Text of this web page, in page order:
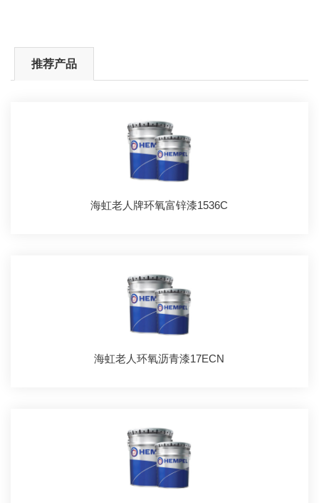
推荐产品
海虹老人牌环氧富锌漆1536C
海虹老人环氧沥青漆17ECN